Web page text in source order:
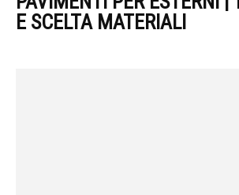
E SCELTA MATERIALI